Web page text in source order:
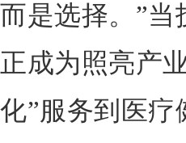
而是选择。”
正成为照亮产
化”服务到医疗